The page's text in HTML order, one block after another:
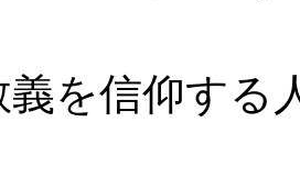
義を信仰する